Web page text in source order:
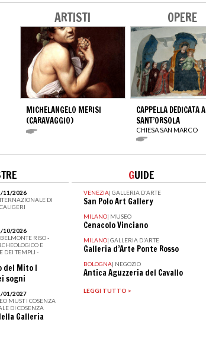
ARTISTI
MICHELANGELO MERISI
(CARAVAGGIO)
OPERE
CAPPELLA DEDICATA A
SANT’ORSOLA
CHIESA SAN MARCO
11/2026
DI
10/2026
RISO -
E
DEI TEMPLI -
del Mito I
sogni
01/2027
MUST I COSENZA
DI COSENZA
Galleria
GUIDE
VENEZIA| GALLERIA D'ARTE
San Polo Art Gallery
MILANO| MUSEO
Cenacolo Vinciano
MILANO| GALLERIA D'ARTE
Galleria d’Arte Ponte Rosso
BOLOGNA| NEGOZIO
Antica Aguzzeria del Cavallo
LEGGI TUTTO >